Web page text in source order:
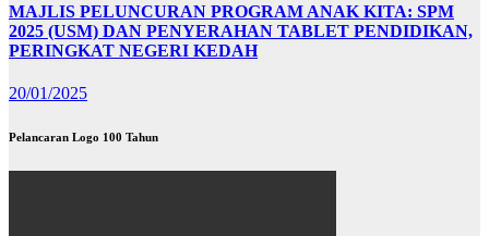
MAJLIS PELUNCURAN PROGRAM ANAK KITA: SPM
2025 (USM) DAN PENYERAHAN TABLET PENDIDIKAN,
PERINGKAT NEGERI KEDAH
20/01/2025
Pelancaran Logo 100 Tahun